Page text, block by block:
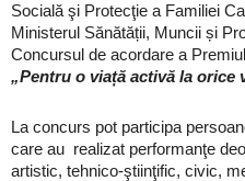
Socială şi Protecţie a Familiei
Ministerul Sănătății, Muncii și
Concursul de acordare a
„Pentru o viață activă la orice
La concurs pot participa
care au realizat performanţe
artistic, tehnico-ştiinţific, civic,